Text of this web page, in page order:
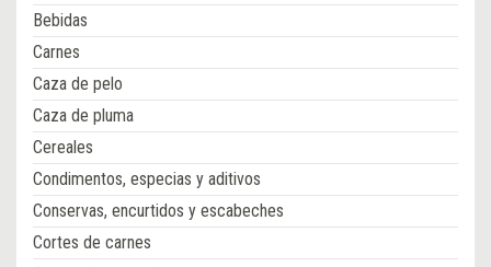
Bebidas
Carnes
Caza de pelo
Caza de pluma
Cereales
Condimentos, especias y aditivos
Conservas, encurtidos y escabeches
Cortes de carnes